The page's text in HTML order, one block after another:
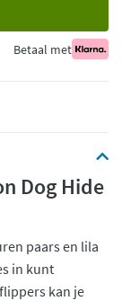
Betaal met
Dog Hide
paars en lila
in kunt
kan je